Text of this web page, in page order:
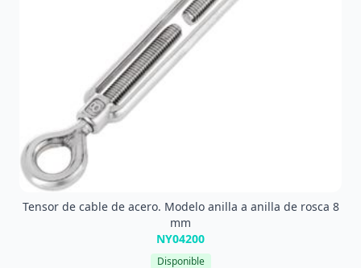
Tensor de cable de acero. Modelo anilla a anilla de rosca 8
mm
NY04200
Disponible